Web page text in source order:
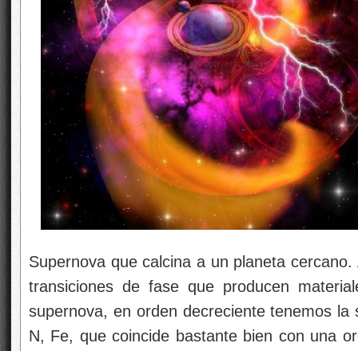
Supernova que calcina a un planeta
transiciones de fase que producen
supernova, en orden decreciente tenemos
N, Fe, que coincide bastante bien con una